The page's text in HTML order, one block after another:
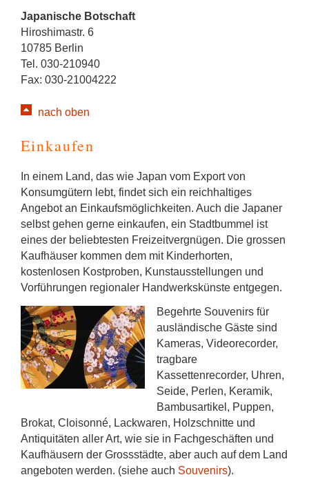
Japanische Botschaft
Hiroshimastr. 6
10785 Berlin
Tel. 030-210940
Fax: 030-21004222
nach oben
Einkaufen
In einem Land, das wie Japan vom Export von
Konsumgütern lebt, findet sich ein reichhaltiges
Angebot an Einkaufsmöglichkeiten. Auch die Japaner
selbst gehen gerne einkaufen, ein Stadtbummel ist
eines der beliebtesten Freizeitvergnügen. Die grossen
Kaufhäuser kommen dem mit Kinderhorten,
kostenlosen Kostproben, Kunstausstellungen und
Vorführungen regionaler Handwerkskünste entgegen.
Begehrte Souvenirs für
ausländische Gäste sind
Kameras, Videorecorder,
tragbare
Kassettenrecorder, Uhren,
Seide, Perlen, Keramik,
Bambusartikel, Puppen,
Brokat, Cloisonné, Lackwaren, Holzschnitte und
Antiquitäten aller Art, wie sie in Fachgeschäften und
Kaufhäusern der Grossstädte, aber auch auf dem Land
angeboten werden. (siehe auch Souvenirs).